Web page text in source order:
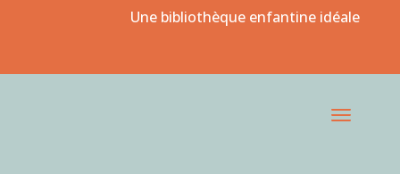
Une bibliothèque enfantine idéale